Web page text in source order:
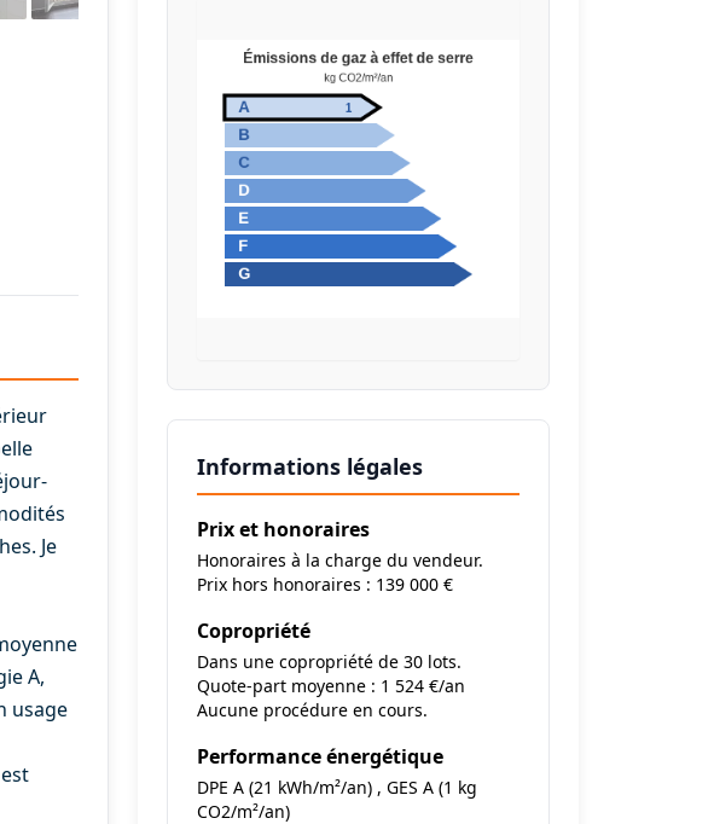
Je
A,
usage
Informations légales
Prix et honoraires
Honoraires à la charge du vendeur.
Prix hors honoraires : 139 000 €
Copropriété
Dans une copropriété de 30 lots.
Quote-part moyenne : 1 524 €/an
Aucune procédure en cours.
Performance énergétique
DPE A (21 kWh/m²/an) , GES A (1 kg
CO2/m²/an)